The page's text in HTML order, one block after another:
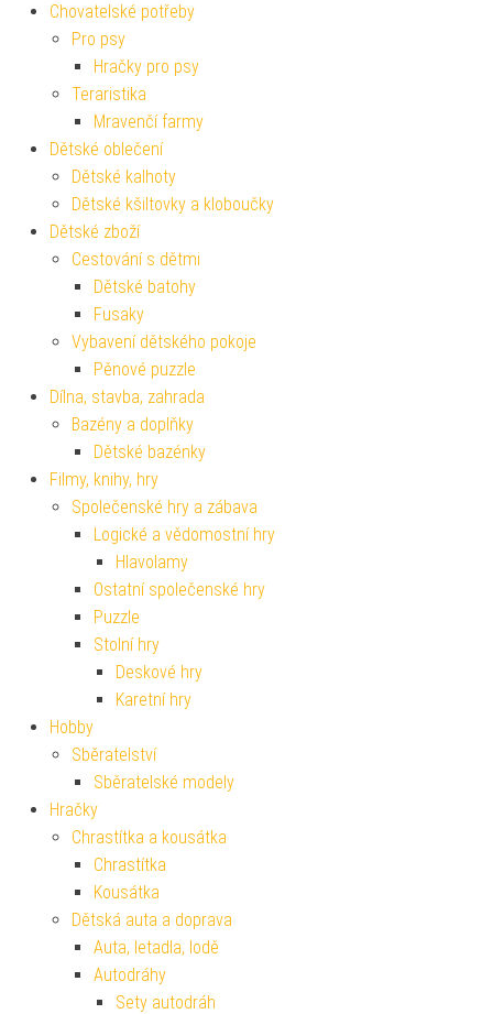
Chovatelské potřeby
Pro psy
Hračky pro psy
Teraristika
Mravenčí farmy
Dětské oblečení
Dětské kalhoty
Dětské kšiltovky a kloboučky
Dětské zboží
Cestování s dětmi
Dětské batohy
Fusaky
Vybavení dětského pokoje
Pěnové puzzle
Dílna, stavba, zahrada
Bazény a doplňky
Dětské bazénky
Filmy, knihy, hry
Společenské hry a zábava
Logické a vědomostní hry
Hlavolamy
Ostatní společenské hry
Puzzle
Stolní hry
Deskové hry
Karetní hry
Hobby
Sběratelství
Sběratelské modely
Hračky
Chrastítka a kousátka
Chrastítka
Kousátka
Dětská auta a doprava
Auta, letadla, lodě
Autodráhy
Sety autodráh